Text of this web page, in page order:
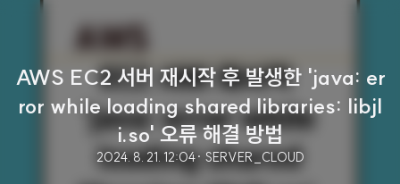
AWS EC2 서버 재시작 후 발생한 'java: er
ror while loading shared libraries: libjl
i.so' 오류 해결 방법
2024. 8. 21. 12:04· SERVER_CLOUD